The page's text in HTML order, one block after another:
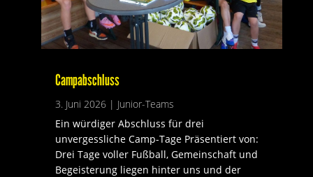
Campabschluss
3. Juni 2026| Junior-Teams
Ein würdiger Abschluss für drei
unvergessliche Camp-Tage Präsentiert von:
Drei Tage voller Fußball, Gemeinschaft und
Begeisterung liegen hinter uns und der